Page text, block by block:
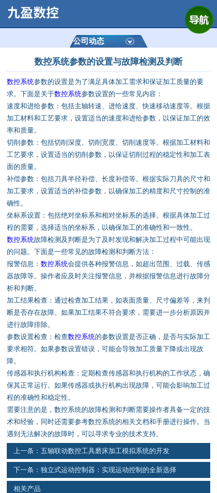
公司简介
产品展示
运动控制器
通用数控系统
定制数控系统
公司动态
资料下载
行业新闻
资质荣誉
产品应用
s
公司动态
数控系统参数的设置与故障检测及判断
数控系统参数的设置是为了满足具体加工需求和保证加工质量的要
求。下面是关于数控系统参数设置的一些常见内容：
速度和进给参数：包括主轴转速、进给速度、快速移动速度等。根据
加工材料和工艺要求，设置适当的速度和进给参数，以保证加工的效
率和质量。
切削参数：包括切削深度、切削宽度、切削速度等。根据加工材料和
工艺要求，设置适当的切削参数，以保证切削过程的稳定性和加工表
面的质量。
补偿参数：包括刀具半径补偿、长度补偿等。根据实际刀具的尺寸和
加工要求，设置适当的补偿参数，以确保加工的精度和尺寸控制的准
确性。
坐标系设置：包括绝对坐标系和相对坐标系的选择。根据具体加工过
程的需要，选择适当的坐标系，以确保加工的准确性和一致性。
数控系统故障检测及判断是为了及时发现和解决加工过程中可能出现
的问题。下面是一些常见的故障检测和判断方法：
报警信息： 数控系统会提供各种报警信息，如超出范围、过载、传感
器故障等。操作者应及时关注报警信息，并根据报警信息进行故障分
析和判断。
加工结果检查：通过检查加工结果，如表面质量、尺寸偏差等，来判
断是否存在故障。如果加工结果不符合要求，需要进一步分析原因并
进行故障排除。
参数设置检查：检查数控系统的参数设置是否正确，是否与实际加工
要求相符。如果参数设置错误，可能会导致加工质量下降或出现故
障。
传感器和执行机构检查：定期检查传感器和执行机构的工作状态，确
保其正常运行。如果传感器或执行机构出现故障，可能会影响加工过
程的准确性和稳定性。
需要注意的是，数控系统的故障检测和判断需要操作者具备一定的技
术和经验，同时还需要参考数控系统的相关文档和手册进行操作。当
遇到无法解决的故障时，可以寻求专业的技术支持。
上一条： 五轴联动数控工具磨床加工模拟系统的开发
下一条： 独立式运动控制器：实现运动控制的全新选择
相关产品